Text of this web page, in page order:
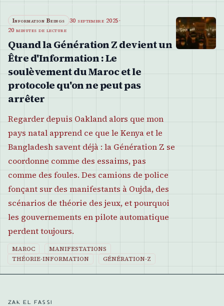
Information Beings 30 septembre 2025·
20 minutes de lecture
Quand la Génération Z devient un
Être d'Information : Le
soulèvement du Maroc et le
protocole qu'on ne peut pas
arrêter
Regarder depuis Oakland alors que mon
pays natal apprend ce que le Kenya et le
Bangladesh savent déjà : la Génération Z se
coordonne comme des essaims, pas
comme des foules. Des camions de police
fonçant sur des manifestants à Oujda, des
scénarios de théorie des jeux, et pourquoi
les gouvernements en pilote automatique
perdent toujours.
MAROC
MANIFESTATIONS
THÉORIE-INFORMATION
GÉNÉRATION-Z
ZAK EL FASSI